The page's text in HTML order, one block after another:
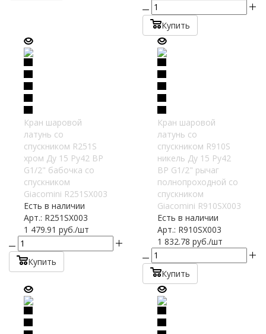
Купить
Кран шаровой
латунь со
спускником R251S
хром Ду 15 Ру42 ВР
G1/2" бабочка со
спускником
Giacomini R251SX003
Есть в наличии
Арт.: R251SX003
1 479.91 руб./шт
Купить
Кран шаровой
латунь со
спускником R910S
никель Ду 15 Ру42
ВР G1/2" рычаг
полнопроходной со
спускником
Giacomini R910SX003
Есть в наличии
Арт.: R910SX003
1 832.78 руб./шт
Купить